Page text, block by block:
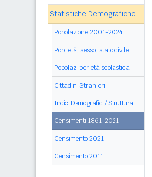
Statistiche Demografiche
Popolazione 2001-2024
Pop. età, sesso, stato civile
Popolaz. per età scolastica
Cittadini Stranieri
Indici Demografici / Struttura
Censimenti 1861-2021
Censimento 2021
Censimento 2011